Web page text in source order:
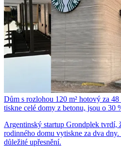
Dům s rozlohou 120 m² hotový za
tiskne celé domy z betonu, jsou o 30
Argentinský startup Grondplek tvrdí,
rodinného domu vytiskne za dva
důležité upřesnění.